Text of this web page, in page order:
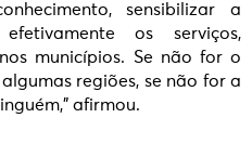
sensibilizar a
os serviços,
municípios. Se não for o
regiões, se não for a
afirmou.